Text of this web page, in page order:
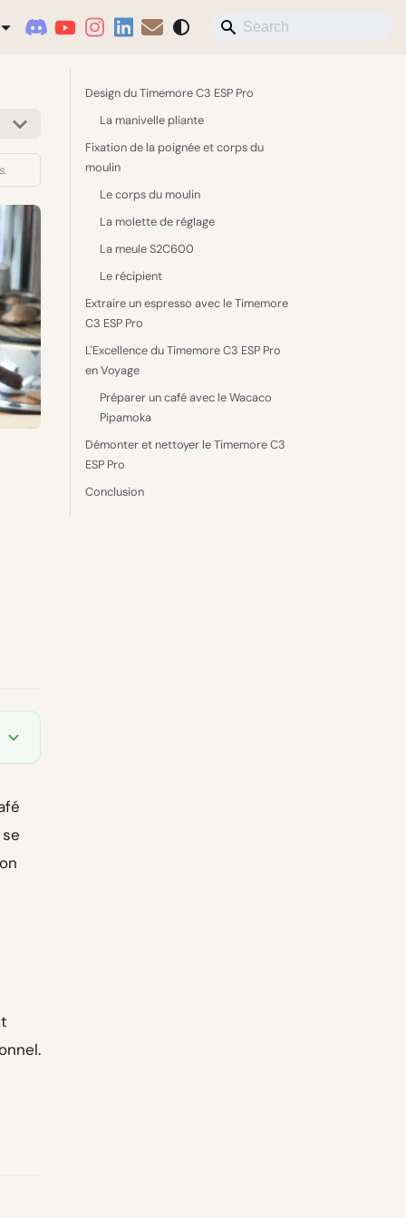
Design du Timemore C3 ESP Pro
La manivelle pliante
Fixation de la poignée et corps du
moulin
Le corps du moulin
La molette de réglage
La meule S2C600
Le récipient
Extraire un espresso avec le Timemore
C3 ESP Pro
L'Excellence du Timemore C3 ESP Pro
en Voyage
Préparer un café avec le Wacaco
Pipamoka
Démonter et nettoyer le Timemore C3
ESP Pro
Conclusion